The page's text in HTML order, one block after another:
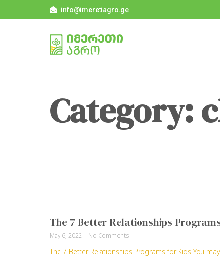
info@imeretiagro.ge
Category:
The 7 Better Relationships
May 6, 2022 No Comments
The 7 Better Relationships Programs for Kids You